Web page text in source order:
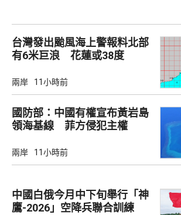
台灣發出颱風海上警報料北部
有6米巨浪 花蓮或38度
兩岸 11小時前
國防部：中國有權宣布黃岩島
領海基線 菲方侵犯主權
兩岸 11小時前
中國白俄今月中下旬舉行「神
鷹-2026」空降兵聯合訓練